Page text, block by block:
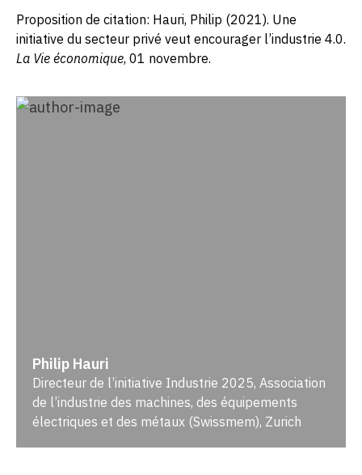
Proposition de citation: Hauri, Philip (2021). Une
initiative du secteur privé veut encourager l’industrie 4.0.
La Vie économique, 01 novembre.
Philip Hauri
Directeur de l’initiative Industrie 2025, Association
de l’industrie des machines, des équipements
électriques et des métaux (Swissmem), Zurich